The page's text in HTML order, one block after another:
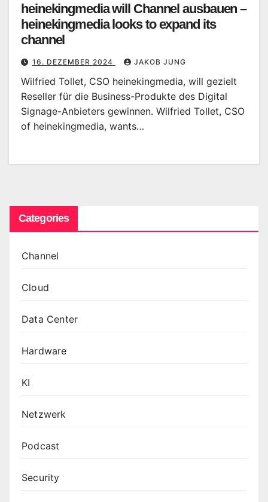
heinekingmedia will Channel ausbauen –
heinekingmedia looks to expand its
channel
16. DEZEMBER 2024 JAKOB JUNG
Wilfried Tollet, CSO heinekingmedia, will gezielt
Reseller für die Business-Produkte des Digital
Signage-Anbieters gewinnen. Wilfried Tollet, CSO
of heinekingmedia, wants…
Categories
Channel
Cloud
Data Center
Hardware
KI
Netzwerk
Podcast
Security